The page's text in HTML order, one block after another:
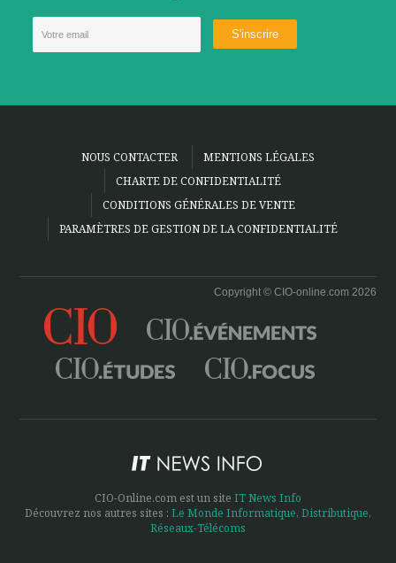
NOUS CONTACTER
MENTIONS LÉGALES
CHARTE DE CONFIDENTIALITÉ
CONDITIONS GÉNÉRALES DE VENTE
PARAMÈTRES DE GESTION DE LA CONFIDENTIALITÉ
Copyright © CIO-online.com 2026
CIO-Online.com est un site IT News Info
Découvrez nos autres sites : Le Monde Informatique, Distributique,
Réseaux-Télécoms